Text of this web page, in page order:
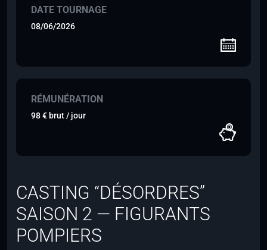
DATE TOURNAGE
08/06/2026
RÉMUNÉRATION
98 € brut / jour
CASTING “DÉSORDRES”
SAISON 2 — FIGURANTS
POMPIERS